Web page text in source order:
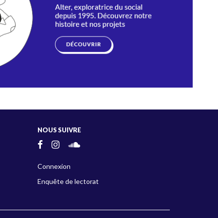
NOUS SUIVRE
Connexion
Enquête de lectorat